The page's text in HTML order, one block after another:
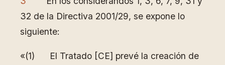
32 de la Directiva 2001/29, se expone lo
siguiente:
«(1) El Tratado [CE] prevé la creación de